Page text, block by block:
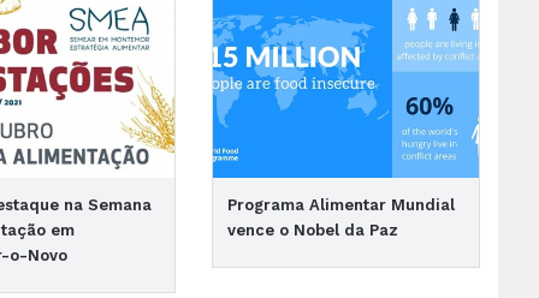
na Semana
em
o-Novo
Programa Alimentar Mundial
vence o Nobel da Paz